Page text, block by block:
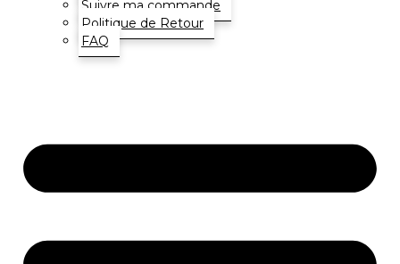
Suivre ma commande
Politique de Retour
FAQ